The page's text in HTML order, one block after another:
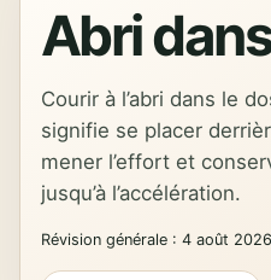
Abri
Courir à l’abri dans le
signifie se placer
mener l’effort et
jusqu’à l’accélération.
Révision générale : 4 août 2026